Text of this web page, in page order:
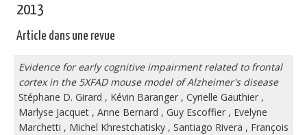
2013
Article dans une revue
Evidence for early cognitive impairment related to frontal
cortex in the 5XFAD mouse model of Alzheimer's disease
Stéphane D. Girard , Kévin Baranger , Cyrielle Gauthier ,
Marlyse Jacquet , Anne Bernard , Guy Escoffier , Evelyne
Marchetti , Michel Khrestchatisky , Santiago Rivera , François